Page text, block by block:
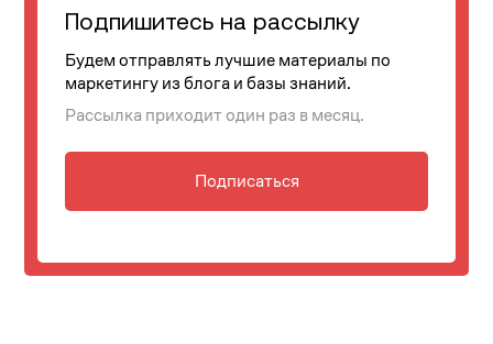
Подпишитесь на рассылку
Будем отправлять лучшие материалы по
маркетингу из блога и базы знаний.
Рассылка приходит один раз в месяц.
Подписаться